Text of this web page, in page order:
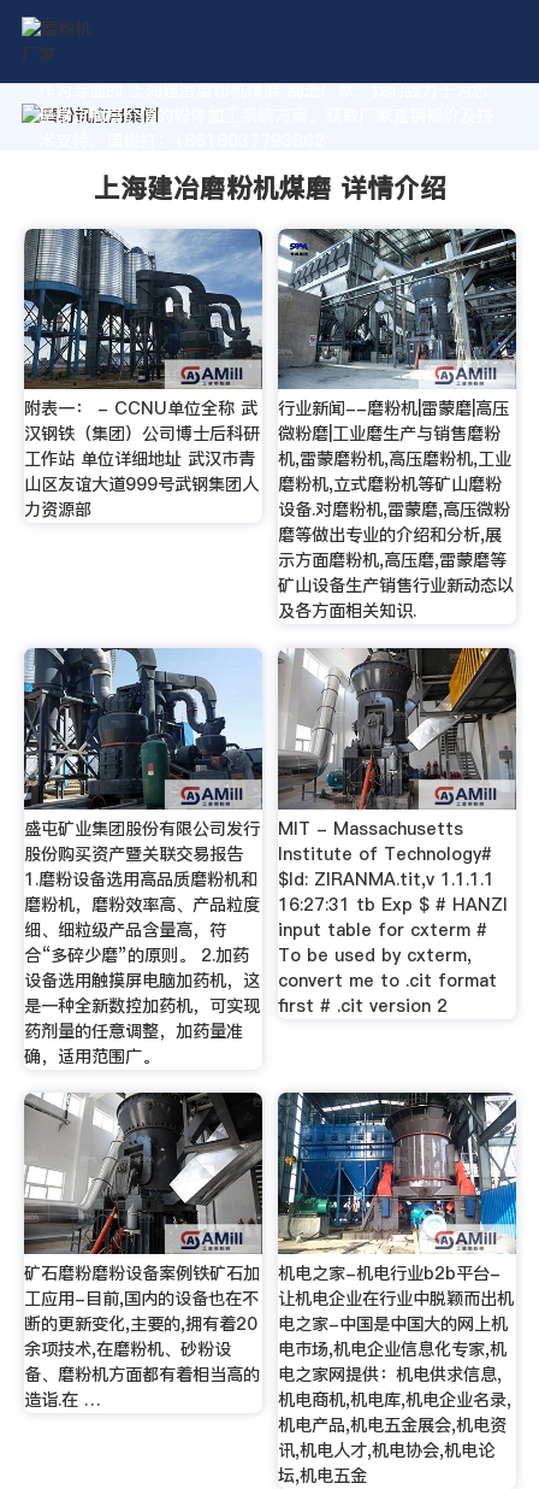
作为专业的 上海建冶磨粉机煤磨 制造厂家，我们致力于为您
量身定制高价值的粉体加工系统方案。获取厂家直销报价及技
上海建冶磨粉机煤磨 详情介绍
附表一： - CCNU单位全称 武
汉钢铁（集团）公司博士后科研
工作站 单位详细地址 武汉市青
山区友谊大道999号武钢集团人
力资源部
行业新闻--磨粉机|雷蒙磨|高压
微粉磨|工业磨生产与销售磨粉
机,雷蒙磨粉机,高压磨粉机,工业
磨粉机,立式磨粉机等矿山磨粉
设备.对磨粉机,雷蒙磨,高压微粉
磨等做出专业的介绍和分析,展
示方面磨粉机,高压磨,雷蒙磨等
矿山设备生产销售行业新动态以
及各方面相关知识.
盛屯矿业集团股份有限公司发行
股份购买资产暨关联交易报告
1.磨粉设备选用高品质磨粉机和
磨粉机，磨粉效率高、产品粒度
细、细粒级产品含量高，符
合“多碎少磨”的原则。 2.加药
设备选用触摸屏电脑加药机，这
是一种全新数控加药机，可实现
药剂量的任意调整，加药量准
确，适用范围广。
MIT - Massachusetts
Institute of Technology#
$Id: ZIRANMA.tit,v 1.1.1.1
16:27:31 tb Exp $ # HANZI
input table for cxterm #
To be used by cxterm,
convert me to .cit format
first # .cit version 2
矿石磨粉磨粉设备案例铁矿石加
工应用-目前,国内的设备也在不
断的更新变化,主要的,拥有着20
余项技术,在磨粉机、砂粉设
备、磨粉机方面都有着相当高的
造诣.在 …
机电之家-机电行业b2b平台-
让机电企业在行业中脱颖而出机
电之家-中国是中国大的网上机
电市场,机电企业信息化专家,机
电之家网提供：机电供求信息,
机电商机,机电库,机电企业名录,
机电产品,机电五金展会,机电资
讯,机电人才,机电协会,机电论
坛,机电五金